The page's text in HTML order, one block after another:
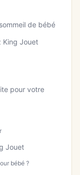
de bébé
King Jouet
pour votre
Jouet
bébé ?